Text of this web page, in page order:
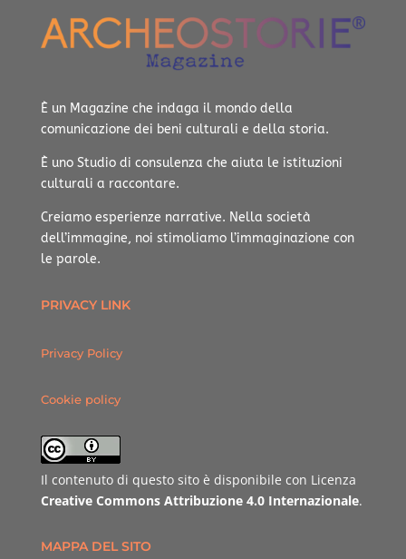
È un Magazine che indaga il mondo della
comunicazione dei beni culturali e della storia.
È uno Studio di consulenza che aiuta le istituzioni
culturali a raccontare.
Creiamo esperienze narrative. Nella società
dell’immagine, noi stimoliamo l’immaginazione con
le parole.
PRIVACY LINK
Privacy Policy
Cookie policy
Il contenuto di questo sito è disponibile con Licenza
Creative Commons Attribuzione 4.0 Internazionale.
MAPPA DEL SITO